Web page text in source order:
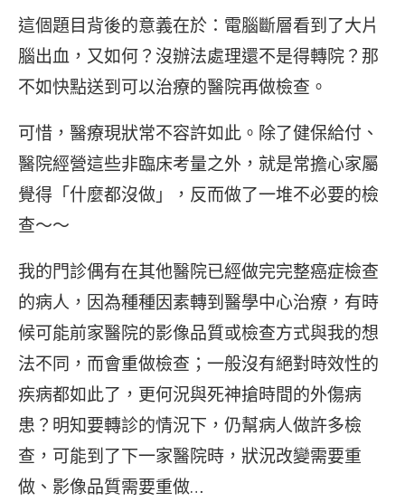
這個題目背後的意義在於：電腦斷層看到了大片
腦出血，又如何？沒辦法處理還不是得轉院？那
不如快點送到可以治療的醫院再做檢查。
可惜，醫療現狀常不容許如此。除了健保給付、
醫院經營這些非臨床考量之外，就是常擔心家屬
覺得「什麼都沒做」，反而做了一堆不必要的檢
查～～
我的門診偶有在其他醫院已經做完完整癌症檢查
的病人，因為種種因素轉到醫學中心治療，有時
候可能前家醫院的影像品質或檢查方式與我的想
法不同，而會重做檢查；一般沒有絕對時效性的
疾病都如此了，更何況與死神搶時間的外傷病
患？明知要轉診的情況下，仍幫病人做許多檢
查，可能到了下一家醫院時，狀況改變需要重
做、影像品質需要重做…